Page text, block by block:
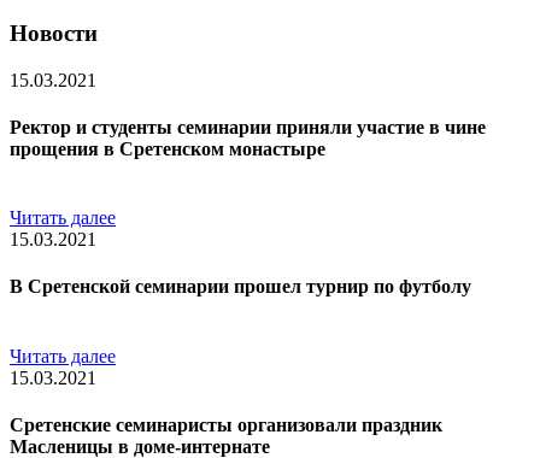
Новости
15.03.2021
Ректор и студенты семинарии приняли участие в чине
прощения в Сретенском монастыре
Читать далее
15.03.2021
В Сретенской семинарии прошел турнир по футболу
Читать далее
15.03.2021
Сретенские семинаристы организовали праздник
Масленицы в доме-интернате